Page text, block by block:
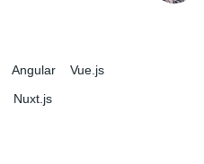
Angular
Vue.js
Nuxt.js